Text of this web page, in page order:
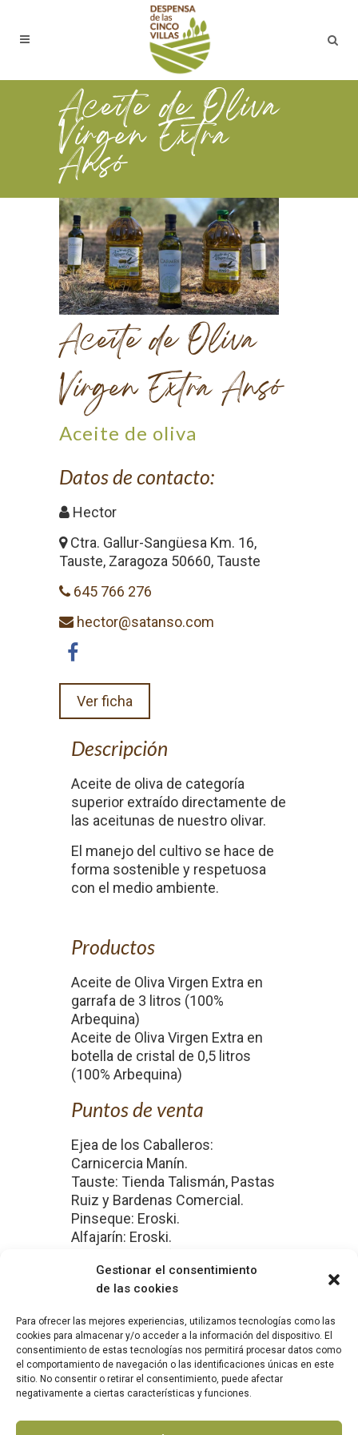
Gestionar el consentimiento
de las cookies
Para ofrecer las mejores experiencias, utilizamos tecnologías como las
cookies para almacenar y/o acceder a la información del dispositivo. El
consentimiento de estas tecnologías nos permitirá procesar datos como
el comportamiento de navegación o las identificaciones únicas en este
sitio. No consentir o retirar el consentimiento, puede afectar
negativamente a ciertas características y funciones.
Aceite de Oliva
Virgen Extra
Ansó
Aceite de Oliva
Virgen Extra Ansó
Aceite de oliva
Datos de contacto:
Hector
Ctra. Gallur-Sangüesa Km. 16,
Tauste, Zaragoza 50660, Tauste
645 766 276
hector@satanso.com
Ver ficha
Descripción
Aceite de oliva de categoría
superior extraído directamente de
las aceitunas de nuestro olivar.
El manejo del cultivo se hace de
forma sostenible y respetuosa
con el medio ambiente.
Productos
Aceite de Oliva Virgen Extra en
garrafa de 3 litros (100%
Arbequina)
Aceite de Oliva Virgen Extra en
botella de cristal de 0,5 litros
(100% Arbequina)
Puntos de venta
Ejea de los Caballeros:
Carnicercia Manín.
Tauste: Tienda Talismán, Pastas
Ruiz y Bardenas Comercial.
Pinseque: Eroski.
Alfajarín: Eroski.
Garrapinillos: Eroski.
AVISO LEGAL|POLÍTICA DE COOKIES|
DE DATOS PERSONALES